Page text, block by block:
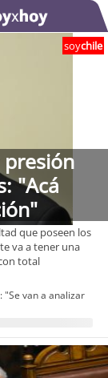
presión
"Acá
soychile
que poseen los
va a tener una
total
"Se van a analizar